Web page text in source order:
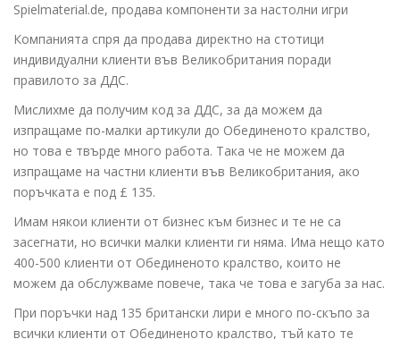
Spielmaterial.de, продава компоненти за настолни игри
Компанията спря да продава директно на стотици
индивидуални клиенти във Великобритания поради
правилото за ДДС.
Мислихме да получим код за ДДС, за да можем да
изпращаме по-малки артикули до Обединеното кралство,
но това е твърде много работа. Така че не можем да
изпращаме на частни клиенти във Великобритания, ако
поръчката е под £ 135.
Имам някои клиенти от бизнес към бизнес и те не са
засегнати, но всички малки клиенти ги няма. Има нещо като
400-500 клиенти от Обединеното кралство, които не
можем да обслужваме повече, така че това е загуба за нас.
При поръчки над 135 британски лири е много по-скъпо за
всички клиенти от Обединеното кралство, тъй като те